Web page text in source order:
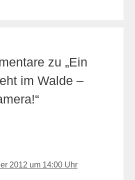
zu „Ein
im Walde –
2012 um 14:00 Uhr